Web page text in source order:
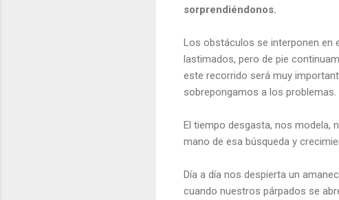
sorprendiéndonos.
Los obstáculos se interponen en
lastimados, pero de pie
este recorrido será muy
sobrepongamos a los problemas.
El tiempo desgasta, nos modela,
mano de esa búsqueda y
Día a día nos despierta un
cuando nuestros párpados se